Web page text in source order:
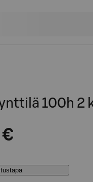
100h 2
€